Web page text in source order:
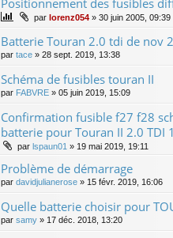
par lorenz054 » 30 juin 2005, 09:39
Batterie Touran 2.0 tdi de nov
par tace » 28 sept. 2019, 13:38
Schéma de fusibles touran II
par FABVRE » 05 juin 2019, 15:09
Confirmation fusible f27 f28
batterie pour Touran II 2.0 TDI
par lspaun01 » 19 mai 2019, 19:11
Problème de démarrage
par davidjulianerose » 15 févr. 2019, 16:06
Quelle batterie choisir pour
par samy » 17 déc. 2018, 13:20